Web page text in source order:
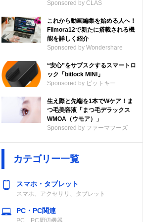
Sponsored by CLAS
これから動画編集を始める人へ！
Filmora12で新たに搭載される機
能を詳しく紹介
Sponsored by Wondershare
“安心”をサブスクするスマートロ
ック「bitlock MINI」
Sponsored by ビットキー
生え際と先端を1本でWケア！ま
つ毛美容液「まつ毛デラックス
WMOA（ウモア）」
Sponsored by ファーマフーズ
カテゴリー一覧
スマホ・タブレット
スマホ、アクセサリ、タブレット
PC・PC関連